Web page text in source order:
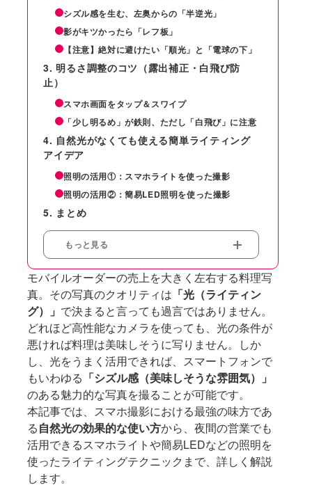
シズル感を生む、左奥からの「半逆光」
影がキツかったら「レフ板」
【注意】絶対に避けたい「順光」と「電球の下」
明るさ調整のコツ（露出補正・白飛び防
止）
スマホ画面をタップ＆スワイプ
「少し明るめ」が鉄則、ただし「白飛び」に注意
自然光がなくても使える簡単ライティング
アイデア
照明の活用①：スマホライトを使った撮影
照明の活用②：簡易LED照明を使った撮影
まとめ
もっと見る
モバイルオーダーの売上を大きく左右する料理写
真。その写真のクオリティは 「光（ライティン
グ）」 で決まると言っても過言ではありません。
どれほど高性能なカメラを使っても、光の条件が
悪ければ料理は美味しそうに写りません。しか
し、光をうまく活用できれば、スマートフォンで
もいわゆる 「シズル感（美味しそうな雰囲気）」
のある魅力的な写真を撮ることが可能です。
本記事では、スマホ撮影における最強の味方であ
る自然光の効果的な使い方から、夜間の営業でも
活用できるスマホライトや簡易LEDなどの照明を
使ったライティングテクニックまで、詳しく解説
します。